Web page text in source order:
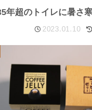
年超のトイレに暑さ
2023.01.10